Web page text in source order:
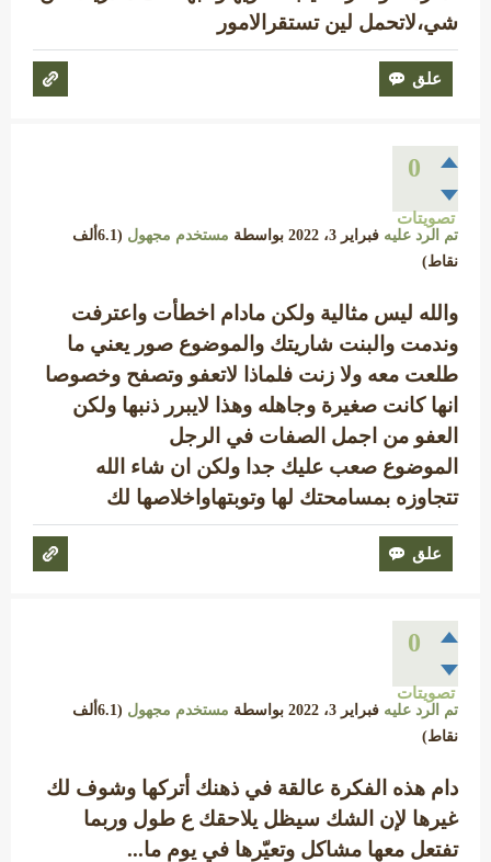
شي،لاتحمل لين تستقرالامور
0
تصويتات
تم الرد عليه فبراير 3، 2022 بواسطة مستخدم مجهول (6.1ألف
نقاط)
والله ليس مثالية ولكن مادام اخطأت واعترفت
وندمت والبنت شاريتك والموضوع صور يعني ما
طلعت معه ولا زنت فلماذا لاتعفو وتصفح وخصوصا
انها كانت صغيرة وجاهله وهذا لايبرر ذنبها ولكن
العفو من اجمل الصفات في الرجل
الموضوع صعب عليك جدا ولكن ان شاء الله
تتجاوزه بمسامحتك لها وتوبتهاواخلاصها لك
0
تصويتات
تم الرد عليه فبراير 3، 2022 بواسطة مستخدم مجهول (6.1ألف
نقاط)
دام هذه الفكرة عالقة في ذهنك أتركها وشوف لك
غيرها لإن الشك سيظل يلاحقك ع طول وربما
تفتعل معها مشاكل وتعيّرها في يوم ما...